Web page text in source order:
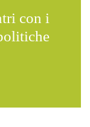
con i